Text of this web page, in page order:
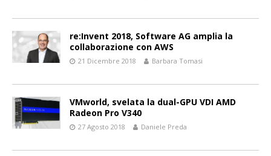
re:Invent 2018, Software AG amplia la
collaborazione con AWS
21 Dicembre 2018 Barbara Tomasi
VMworld, svelata la dual-GPU VDI AMD
Radeon Pro V340
27 Agosto 2018 Daniele Preda